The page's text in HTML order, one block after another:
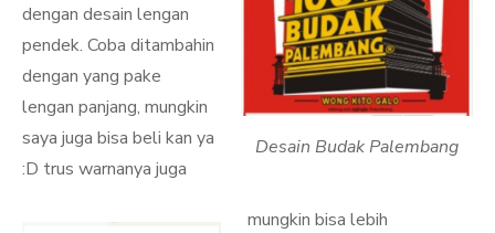
Desain Budak Palembang
dengan desain lengan
pendek. Coba ditambahin
dengan yang pake
lengan panjang, mungkin
saya juga bisa beli kan ya
:D trus warnanya juga
mungkin bisa lebih